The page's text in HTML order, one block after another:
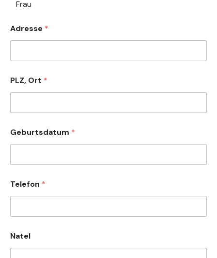
x
m
u
t
p
Frau
Adresse *
PLZ, Ort *
Geburtsdatum *
Telefon *
Natel